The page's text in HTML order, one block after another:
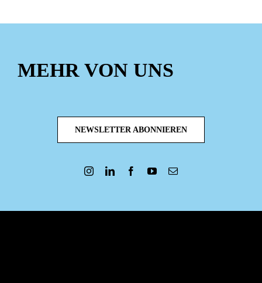
MEHR VON UNS
NEWSLETTER ABONNIEREN